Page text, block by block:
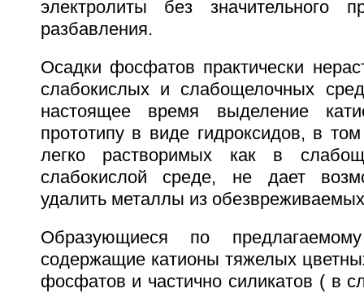
электролиты без значительного
разбавления.
Осадки фосфатов практически
слабокислых и слабощелочных
настоящее время выделение
прототипу в виде гидроксидов, в
легко растворимых как в
слабокислой среде, не дает
удалить металлы из
Образующиеся по
содержащие катионы тяжелых
фосфатов и частично силикатов ( в